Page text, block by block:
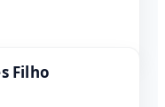
Filho